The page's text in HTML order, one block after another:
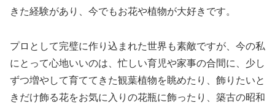
きた経験があり、今でもお花や植物が大好きです。
プロとして完璧に作り込まれた世界も素敵ですが、今の私
にとって心地いいのは、忙しい育児や家事の合間に、少し
ずつ増やして育ててきた観葉植物を眺めたり、飾りたいと
きだけ飾る花をお気に入りの花瓶に飾ったり、築古の昭和